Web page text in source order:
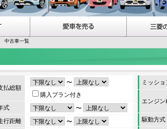
中古車一覧
払総額
〜
購入プラン付き
式
〜
行距離
〜
ミッショ
エンジン
駆動方式